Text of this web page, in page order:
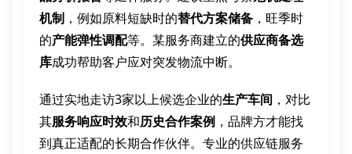
机制 ，例如原料短缺时的替代方案储备 ，旺季时
的产能弹性调配等。某服务商建立的供应商备选
库成功帮助客户应对突发物流中断。
通过实地走访3家以上候选企业的生产车间 ，对比
其服务响应时效和历史合作案例 ，品牌方才能找
到真正适配的长期合作伙伴。专业的供应链服务